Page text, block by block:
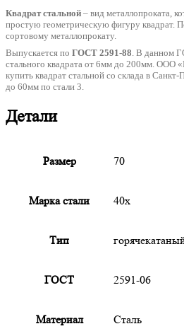
Квадрат стальной – вид металлопроката,
простую геометрическую фигуру квадрат.
сортовому металлопрокату.
Выпускается по ГОСТ 2591-88. В данном
стального квадрата от 6мм до 200мм. ООО
купить квадрат стальной со склада в
до 60мм по стали 3.
Детали
Размер 70
Марка стали 40х
Тип
ГОСТ 2591-06
Материал Сталь